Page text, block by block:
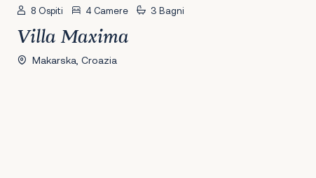
8 Ospiti 4 Camere 3 Bagni
Villa Maxima
Makarska, Croazia